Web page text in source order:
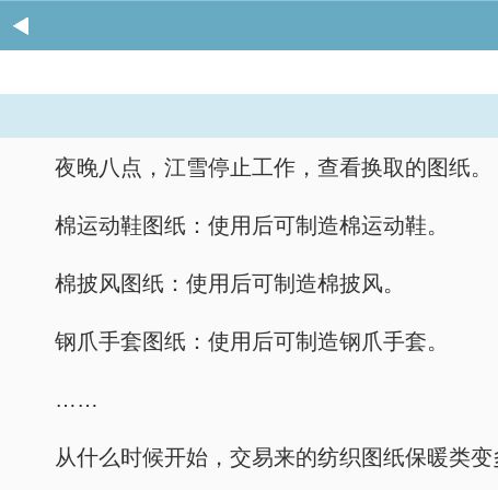
夜晚八点，江雪停止工作，查看换取的图纸。
棉运动鞋图纸：使用后可制造棉运动鞋。
棉披风图纸：使用后可制造棉披风。
钢爪手套图纸：使用后可制造钢爪手套。
……
从什么时候开始，交易来的纺织图纸保暖类